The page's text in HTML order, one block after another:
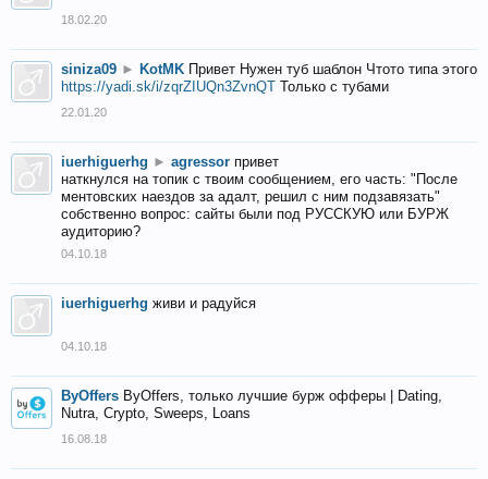
18.02.20
siniza09 ► KotMK Привет Нужен туб шаблон Чтото типа этого
https://yadi.sk/i/zqrZIUQn3ZvnQT Только с тубами
22.01.20
iuerhiguerhg ► agressor привет
наткнулся на топик с твоим сообщением, его часть: "После
ментовских наездов за адалт, решил с ним подзавязать"
собственно вопрос: сайты были под РУССКУЮ или БУРЖ
аудиторию?
04.10.18
iuerhiguerhg живи и радуйся
04.10.18
ByOffers ByOffers, только лучшие бурж офферы | Dating,
Nutra, Crypto, Sweeps, Loans
16.08.18